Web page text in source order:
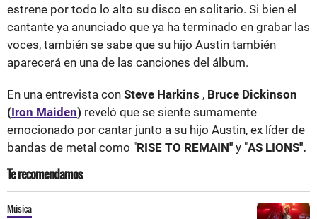
estrene por todo lo alto su disco en solitario. Si bien el
cantante ya anunciado que ya ha terminado en grabar las
voces, también se sabe que su hijo Austin también
aparecerá en una de las canciones del álbum.
En una entrevista con Steve Harkins , Bruce Dickinson
(Iron Maiden) reveló que se siente sumamente
emocionado por cantar junto a su hijo Austin, ex líder de
bandas de metal como "RISE TO REMAIN" y "AS LIONS".
Te recomendamos
Música